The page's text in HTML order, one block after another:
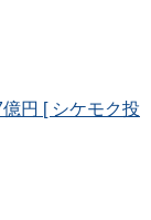
円 [ シケモク投